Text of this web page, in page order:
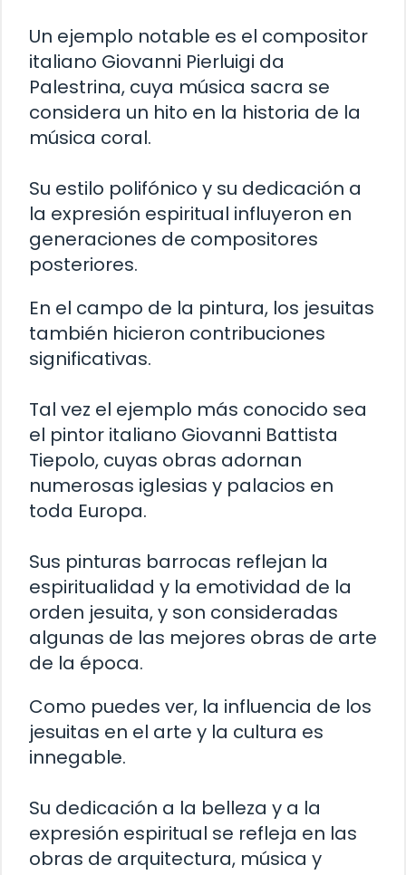
Un ejemplo notable es el compositor
italiano Giovanni Pierluigi da
Palestrina, cuya música sacra se
considera un hito en la historia de la
música coral.
Su estilo polifónico y su dedicación a
la expresión espiritual influyeron en
generaciones de compositores
posteriores.
En el campo de la pintura, los jesuitas
también hicieron contribuciones
significativas.
Tal vez el ejemplo más conocido sea
el pintor italiano Giovanni Battista
Tiepolo, cuyas obras adornan
numerosas iglesias y palacios en
toda Europa.
Sus pinturas barrocas reflejan la
espiritualidad y la emotividad de la
orden jesuita, y son consideradas
algunas de las mejores obras de arte
de la época.
Como puedes ver, la influencia de los
jesuitas en el arte y la cultura es
innegable.
Su dedicación a la belleza y a la
expresión espiritual se refleja en las
obras de arquitectura, música y